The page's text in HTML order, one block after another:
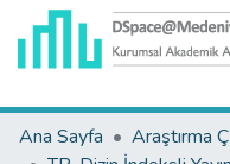
Ana Sayfa